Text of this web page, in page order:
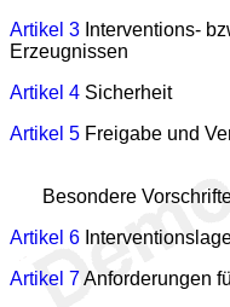
Artikel 3 Interventions-
Erzeugnissen
Artikel 4 Sicherheit
Artikel 5 Freigabe und
Besondere
Artikel 6
Artikel 7Anforderungen